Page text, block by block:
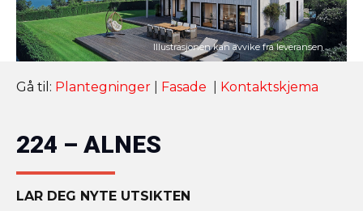
Gå til: Plantegninger Fasade Kontaktskjema
224 – ALNES
LAR DEG NYTE UTSIKTEN